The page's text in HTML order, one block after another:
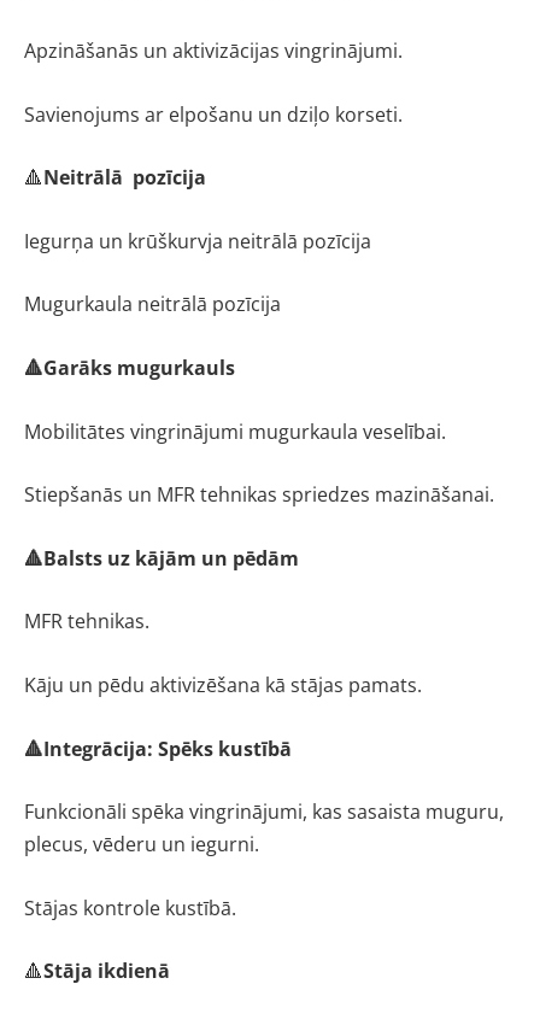
Apzināšanās un aktivizācijas vingrinājumi.
Savienojums ar elpošanu un dziļo korseti.
🔺Neitrālā pozīcija
Iegurņa un krūškurvja neitrālā pozīcija
Mugurkaula neitrālā pozīcija
🔺Garāks mugurkauls
Mobilitātes vingrinājumi mugurkaula veselībai.
Stiepšanās un MFR tehnikas spriedzes mazināšanai.
🔺Balsts uz kājām un pēdām
MFR tehnikas.
Kāju un pēdu aktivizēšana kā stājas pamats.
🔺Integrācija: Spēks kustībā
Funkcionāli spēka vingrinājumi, kas sasaista muguru,
plecus, vēderu un iegurni.
Stājas kontrole kustībā.
🔺Stāja ikdienā